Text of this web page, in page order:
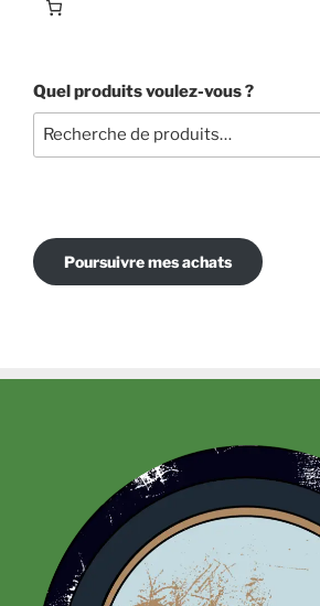
Quel produits voulez-vous ?
Poursuivre mes achats